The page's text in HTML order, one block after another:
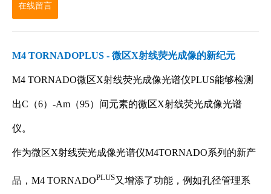
在线留言
M4 TORNADOPLUS - 微区X射线荧光成像的新纪元
M4 TORNADO微区X射线荧光成像光谱仪PLUS能够检测
出C（6）-Am（95）间元素的微区X射线荧光成像光谱
仪。
作为微区X射线荧光成像光谱仪M4TORNADO系列的新产
品，M4 TORNADOPLUS又增添了功能，例如孔径管理系